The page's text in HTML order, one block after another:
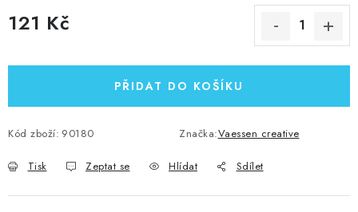
121 Kč
PŘIDAT DO KOŠÍKU
Kód zboží: 90180 Značka:Vaessen creative
Tisk Zeptat se Hlídat Sdílet